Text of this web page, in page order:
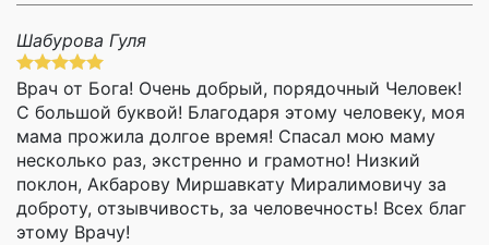
Шабурова Гуля
Врач от Бога! Очень добрый, порядочный Человек!
С большой буквой! Благодаря этому человеку, моя
мама прожила долгое время! Спасал мою маму
несколько раз, экстренно и грамотно! Низкий
поклон, Акбарову Миршавкату Миралимовичу за
доброту, отзывчивость, за человечность! Всех благ
этому Врачу!